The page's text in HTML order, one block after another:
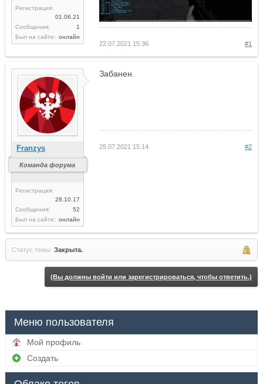
Регистрация:
01.06.21
Сообщения:
1
Был на сайте: онлайн
22.07.2021 15:36 #1
Franzys
Команда форума
Регистрация:
28.10.17
Сообщения:
52
Был на сайте: онлайн
Забанен.
25.07.2021 15:14 #2
Статус темы: Закрыта.
(Вы должны войти или зарегистрироваться, чтобы ответить.)
Меню пользователя
Мой профиль
Создать